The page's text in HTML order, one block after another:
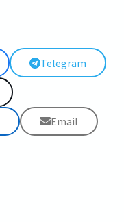
Telegram
Email